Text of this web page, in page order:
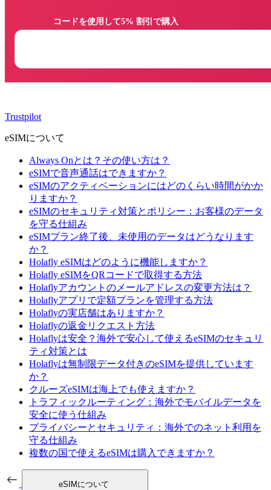
Trustpilot
eSIMについて
Always Onとは？その使い方は？
eSIMで音声通話はできますか？
eSIMのアクティベーションにはどのくらい時間がかか
りますか？
eSIMのセキュリティ対策とポリシー：お客様のデータ
を守る仕組み
eSIMプラン終了後、未使用のデータはどうなります
か？
Holafly eSIMはどのように機能しますか？
Holafly eSIMをQRコードで取得する方法
Holaflyアカウントのメールアドレスの変更方法は？
Holaflyアプリで定額プランを管理する方法
Holaflyの実店舗はありますか？
Holaflyの返金リクエスト方法
Holaflyは安全？海外で安心して使えるeSIMのセキュリ
ティ対策とは
Holaflyは無制限データ付きのeSIMを提供しています
か？
クルーズeSIMは海上でも使えますか？
トラフィックルーティング：海外でモバイルデータを
安全に使う仕組み
プライバシーとセキュリティ：海外でのネット利用を
守る仕組み
複数の国で使えるeSIMは購入できますか？
eSIMについて